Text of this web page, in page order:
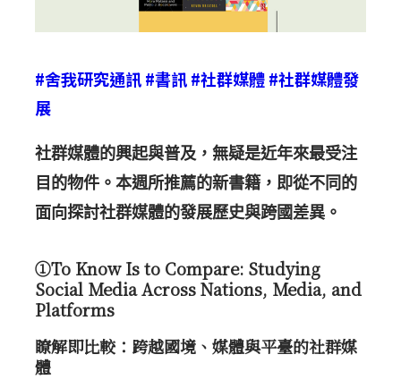
#舍我研究通訊#書訊#社群媒體#社群媒體發
展
社群媒體的興起與普及，無疑是近年來最受注
目的物件。本週所推薦的新書籍，即從不同的
面向探討社群媒體的發展歷史與跨國差異。
①To Know Is to Compare: Studying
Social Media Across Nations, Media, and
Platforms
瞭解即比較：跨越國境、媒體與平臺的社群媒
體